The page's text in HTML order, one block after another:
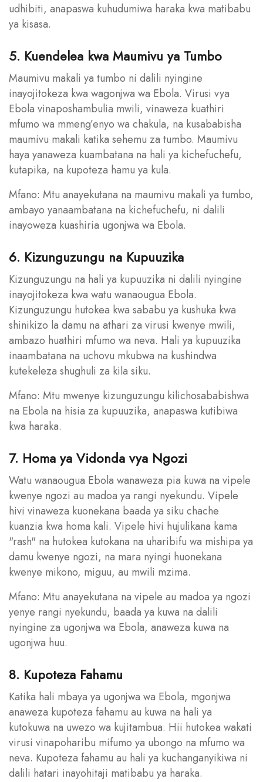
udhibiti, anapaswa kuhudumiwa haraka kwa matibabu
ya kisasa.
5. Kuendelea kwa Maumivu ya Tumbo
Maumivu makali ya tumbo ni dalili nyingine
inayojitokeza kwa wagonjwa wa Ebola. Virusi vya
Ebola vinaposhambulia mwili, vinaweza kuathiri
mfumo wa mmeng’enyo wa chakula, na kusababisha
maumivu makali katika sehemu za tumbo. Maumivu
haya yanaweza kuambatana na hali ya kichefuchefu,
kutapika, na kupoteza hamu ya kula.
Mfano: Mtu anayekutana na maumivu makali ya tumbo,
ambayo yanaambatana na kichefuchefu, ni dalili
inayoweza kuashiria ugonjwa wa Ebola.
6. Kizunguzungu na Kupuuzika
Kizunguzungu na hali ya kupuuzika ni dalili nyingine
inayojitokeza kwa watu wanaougua Ebola.
Kizunguzungu hutokea kwa sababu ya kushuka kwa
shinikizo la damu na athari za virusi kwenye mwili,
ambazo huathiri mfumo wa neva. Hali ya kupuuzika
inaambatana na uchovu mkubwa na kushindwa
kutekeleza shughuli za kila siku.
Mfano: Mtu mwenye kizunguzungu kilichosababishwa
na Ebola na hisia za kupuuzika, anapaswa kutibiwa
kwa haraka.
7. Homa ya Vidonda vya Ngozi
Watu wanaougua Ebola wanaweza pia kuwa na vipele
kwenye ngozi au madoa ya rangi nyekundu. Vipele
hivi vinaweza kuonekana baada ya siku chache
kuanzia kwa homa kali. Vipele hivi hujulikana kama
"rash" na hutokea kutokana na uharibifu wa mishipa ya
damu kwenye ngozi, na mara nyingi huonekana
kwenye mikono, miguu, au mwili mzima.
Mfano: Mtu anayekutana na vipele au madoa ya ngozi
yenye rangi nyekundu, baada ya kuwa na dalili
nyingine za ugonjwa wa Ebola, anaweza kuwa na
ugonjwa huu.
8. Kupoteza Fahamu
Katika hali mbaya ya ugonjwa wa Ebola, mgonjwa
anaweza kupoteza fahamu au kuwa na hali ya
kutokuwa na uwezo wa kujitambua. Hii hutokea wakati
virusi vinapoharibu mifumo ya ubongo na mfumo wa
neva. Kupoteza fahamu au hali ya kuchanganyikiwa ni
dalili hatari inayohitaji matibabu ya haraka.